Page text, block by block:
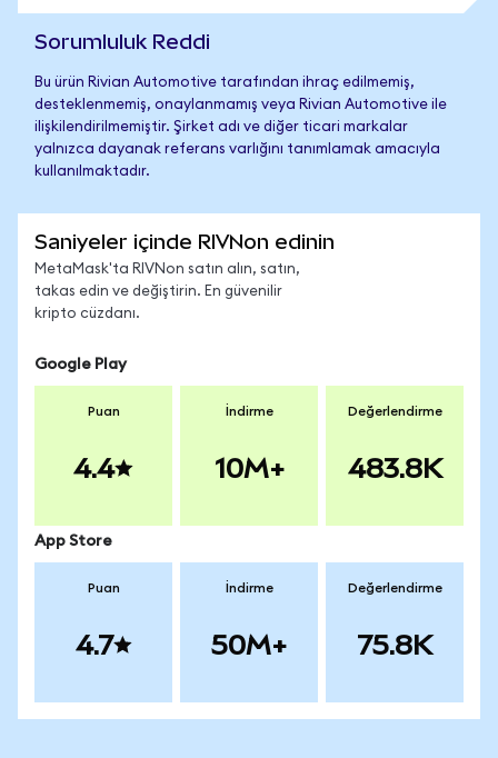
Sorumluluk Reddi
Bu ürün Rivian Automotive tarafından ihraç edilmemiş,
desteklenmemiş, onaylanmamış veya Rivian Automotive ile
ilişkilendirilmemiştir. Şirket adı ve diğer ticari markalar
yalnızca dayanak referans varlığını tanımlamak amacıyla
kullanılmaktadır.
Saniyeler içinde RIVNon edinin
MetaMask'ta RIVNon satın alın, satın,
takas edin ve değiştirin. En güvenilir
kripto cüzdanı.
Google Play
Puan
4.4
İndirme
10M+
Değerlendirme
483.8K
App Store
Puan
4.7
İndirme
50M+
Değerlendirme
75.8K